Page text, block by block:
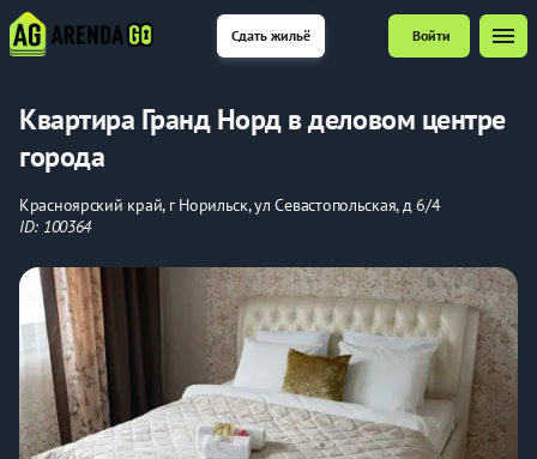
Сдать жильё Войти menu
Квартира Гранд Норд в деловом центре
города
Красноярский край, г Норильск, ул Севастопольская, д 6/4
ID: 100364